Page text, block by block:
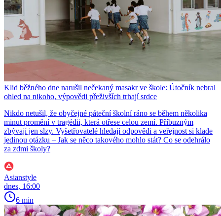
Klid běžného dne narušil nečekaný masakr ve škole: Útočník nebral
ohled na nikoho, výpovědi přeživších trhají srdce
Nikdo netušil, že obyčejné páteční školní ráno se během několika
minut promění v tragédii, která otřese celou zemí. Příbuzným
zbývají jen slzy. Vyšetřovatelé hledají odpovědi a veřejnost si klade
jedinou otázku – Jak se něco takového mohlo stát? Co se odehrálo
za zdmi školy?
Asianstyle
dnes, 16:00
6 min